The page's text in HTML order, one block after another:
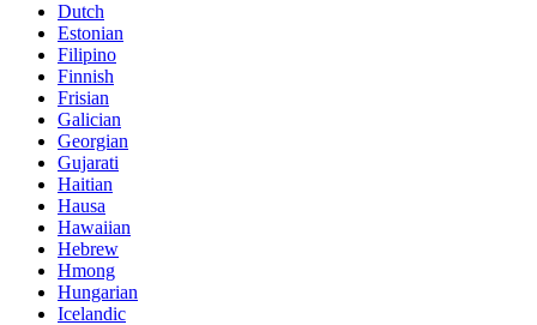
Dutch
Estonian
Filipino
Finnish
Frisian
Galician
Georgian
Gujarati
Haitian
Hausa
Hawaiian
Hebrew
Hmong
Hungarian
Icelandic